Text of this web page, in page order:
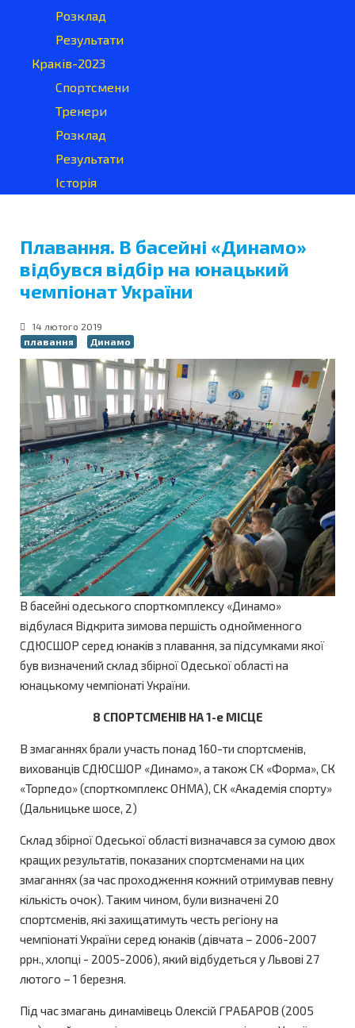
Розклад
Результати
Краків-2023
Спортсмени
Тренери
Розклад
Результати
Історія
Плавання. В басейні «Динамо»
відбувся відбір на юнацький
чемпіонат України
14 лютого 2019
плавання
Динамо
В басейні одеського спорткомплексу «Динамо»
відбулася Відкрита зимова першість однойменного
СДЮСШОР серед юнаків з плавання, за підсумками якої
був визначений склад збірної Одеської області на
юнацькому чемпіонаті України.
8 СПОРТСМЕНІВ НА 1-е МІСЦЕ
В змаганнях брали участь понад 160-ти спортсменів,
вихованців СДЮСШОР «Динамо», а також СК «Форма», СК
«Торпедо» (спорткомплекс ОНМА), СК «Академія спорту»
(Дальницьке шосе, 2)
Склад збірної Одеської області визначався за сумою двох
кращих результатів, показаних спортсменами на цих
змаганнях (за час проходження кожний отримував певну
кількість очок). Таким чином, були визначені 20
спортсменів, які захищатимуть честь регіону на
чемпіонаті України серед юнаків (дівчата – 2006-2007
ррн., хлопці - 2005-2006), який відбудеться у Львові 27
лютого – 1 березня.
Під час змагань динамівець Олексій ГРАБАРОВ (2005